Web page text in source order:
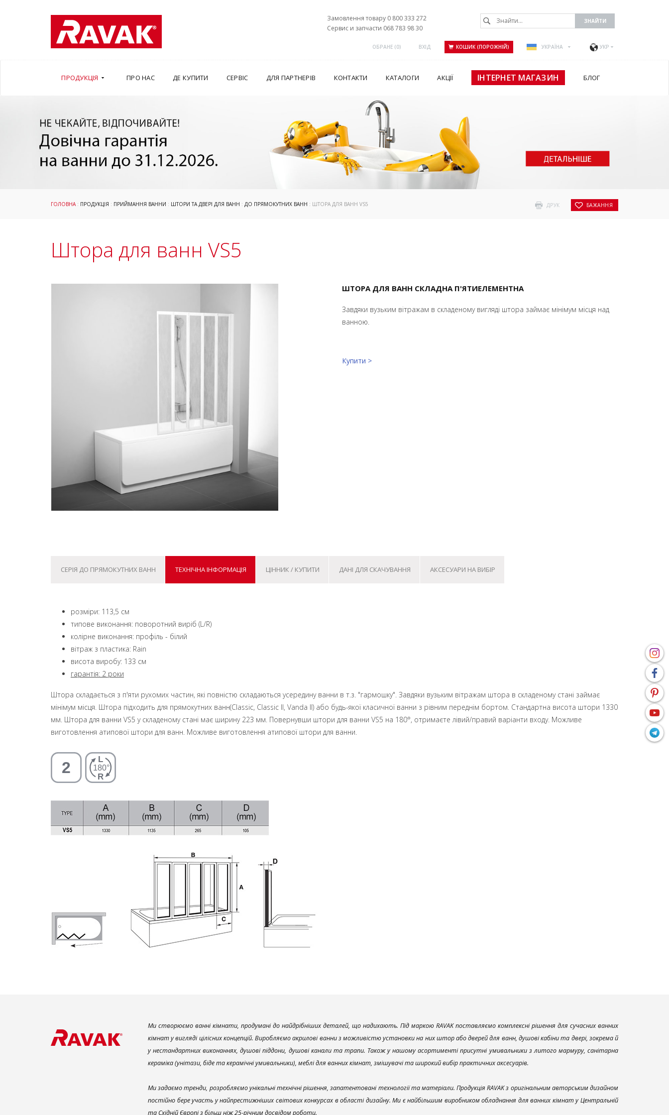
Замовлення товару 0 800 333 272
Сервис и запчасти 068 783 98 30
ОБРАНЕ (0) ВХІД КОШИК (ПОРОЖНІЙ) УКРАЇНА УКР
ПРОДУКЦІЯ ПРО НАС ДЕ КУПИТИ СЕРВІС ДЛЯ ПАРТНЕРІВ КОНТАКТИ КАТАЛОГИ АКЦІЇ ІНТЕРНЕТ МАГАЗИН БЛОГ
ДРУК БАЖАННЯ
ГОЛОВНА: ПРОДУКЦІЯ : ПРИЙМАННЯ ВАННИ : ШТОРИ ТА ДВЕРІ ДЛЯ ВАНН : ДО ПРЯМОКУТНИХ ВАНН : ШТОРА ДЛЯ ВАНН VS5
Штора для ванн VS5
ШТОРА ДЛЯ ВАНН СКЛАДНА П'ЯТИЕЛЕМЕНТНА
Завдяки вузьким вітражам в складеному вигляді штора займає мінімум місця над
ванною.
Купити >
СЕРІЯ ДО ПРЯМОКУТНИХ ВАНН ТЕХНІЧНА ІНФОРМАЦІЯ ЦІННИК / КУПИТИ ДАНІ ДЛЯ СКАЧУВАННЯ АКСЕСУАРИ НА ВИБІР
розміри: 113,5 см
типове виконання: поворотний виріб (L/R)
колірне виконання: профіль - білий
вітраж з пластика: Rain
висота виробу: 133 см
гарантія: 2 роки
Штора складається з п'яти рухомих частин, які повністю складаються усередину ванни в т.з. "гармошку". Завдяки вузьким вітражам штора в складеному стані займає
мінімум місця. Штора підходить для прямокутних ванн(Classic, Classic II, Vanda II) або будь-якої класичної ванни з рівним переднім бортом. Стандартна висота штори 1330
мм. Штора для ванни VS5 у складеному стані має ширину 223 мм. Повернувши штори для ванни VS5 на 180°, отримаєте лівий/правий варіанти входу. Можливе
виготовлення атипової штори для ванн. Можливе виготовлення атипової штори для ванни.
Ми створюємо ванні кімнати, продумані до найдрібніших деталей, що надихають. Під маркою RAVAK поставляємо комплексні рішення для сучасних ванних
кімнат у вигляді цілісних концепцій. Виробляємо акрилові ванни з можливістю установки на них штор або дверей для ванн, душові кабіни та двері, зокрема й
у нестандартних виконаннях, душові піддони, душові канали та трапи. Також у нашому асортименті присутні умивальники з литого мармуру, санітарна
кераміка (унітази, біде та керамічні умивальники), меблі для ванних кімнат, змішувачі та широкий вибір практичних аксесуарів.
Ми задаємо тренди, розробляємо унікальні технічні рішення, запатентовані технології та матеріали. Продукція RAVAK з оригінальним авторським дизайном
постійно бере участь у найпрестижніших світових конкурсах в області дизайну. Ми є найбільшим виробником обладнання для ванних кімнат у Центральній
та Східній Європі з більш ніж 25-річним досвідом роботи.